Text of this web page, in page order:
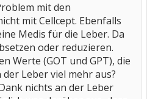
mit den
mit Cellcept. Ebenfalls
Medis für die Leber. Da
oder reduzieren.
Werte (GOT und GPT), die
Leber viel mehr aus?
nichts an der Leber